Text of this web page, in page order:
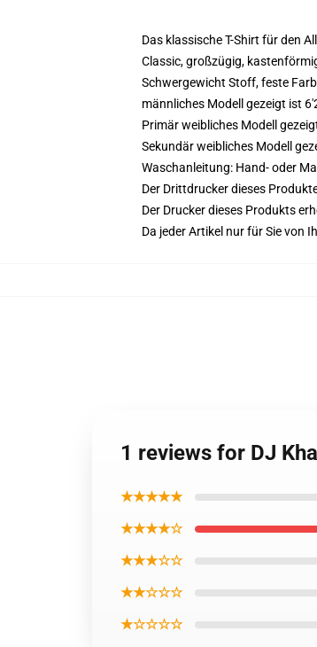
Das klassische T-Shirt für den
Classic, großzügig,
Schwergewicht Stoff, feste
männliches Modell gezeigt ist
Primär weibliches Modell
Sekundär weibliches Modell
Waschanleitung: Hand- oder
Der Drittdrucker dieses
Der Drucker dieses Produkts
Da jeder Artikel nur für Sie von
1 reviews for DJ
★★★★★
★★★★☆
★★★☆☆
★★☆☆☆
★☆☆☆☆